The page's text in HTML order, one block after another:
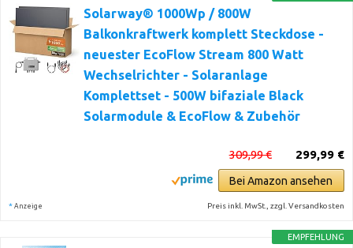
Solarway® 1000Wp / 800W
Balkonkraftwerk komplett Steckdose -
neuester EcoFlow Stream 800 Watt
Wechselrichter - Solaranlage
Komplettset - 500W bifaziale Black
Solarmodule & EcoFlow & Zubehör
299,99 €
309,99 €
Bei Amazon ansehen
* Anzeige Preis inkl. MwSt., zzgl. Versandkosten
EMPFEHLUNG